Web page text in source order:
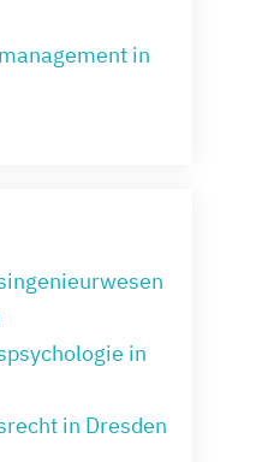
in
in
in Dresden